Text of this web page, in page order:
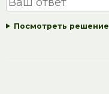
Посмотреть решение